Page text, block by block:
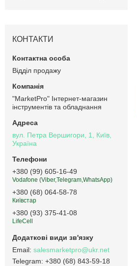
КОНТАКТИ
Відділ продажу
"MarketPro" Інтернет-магазин
інструментів та обладнання
вул. Петра Вершигори, 1, Київ,
Україна
+380 (99) 605-16-49
Vodafone (Viber,Telegram,WhatsApp)
+380 (68) 064-58-78
Київстар
+380 (93) 375-41-08
LifeCell
salesmarketpro@ukr.net
+380 (68) 843-59-18